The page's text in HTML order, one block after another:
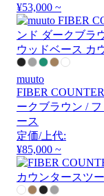
¥53,000 ~
muuto
FIBER
ークブラウン /
ース
定価/上代:
¥85,000 ~